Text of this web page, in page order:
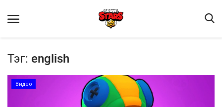
Тэг: english
Видео